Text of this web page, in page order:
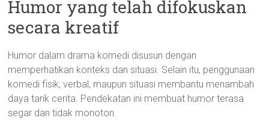
Humor yang telah difokuskan
secara kreatif
Humor dalam drama komedi disusun dengan
memperhatikan konteks dan situasi. Selain itu, penggunaan
komedi fisik, verbal, maupun situasi membantu menambah
daya tarik cerita. Pendekatan ini membuat humor terasa
segar dan tidak monoton.